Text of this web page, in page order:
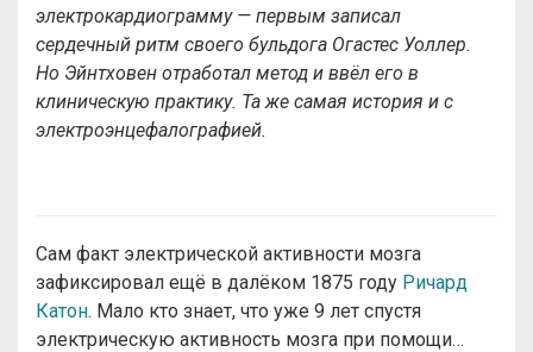
электрокардиограмму — первым записал
сердечный ритм своего бульдога Огастес Уоллер.
Но Эйнтховен отработал метод и ввёл его в
клиническую практику. Та же самая история и с
электроэнцефалографией.
Сам факт электрической активности мозга
зафиксировал ещё в далёком 1875 году Ричард
Катон. Мало кто знает, что уже 9 лет спустя
электрическую активность мозга при помощи…